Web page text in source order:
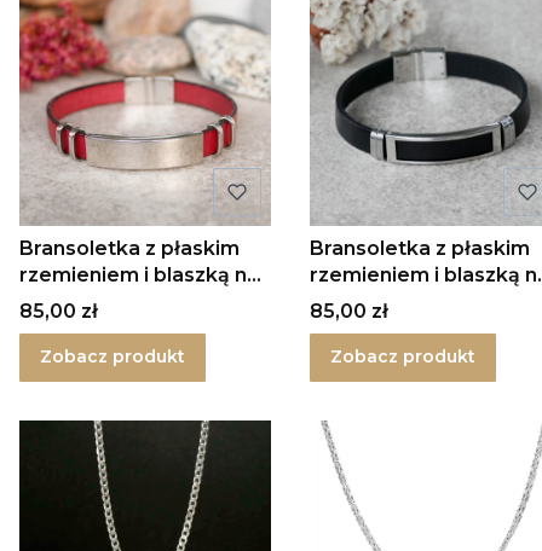
Bransoletka z płaskim
rzemieniem i blaszką na
magnes
Cena
85,00 zł
Zobacz produkt
Bransoletka z płaskim
rzemieniem i blaszką
Cena
85,00 zł
Zobacz produkt